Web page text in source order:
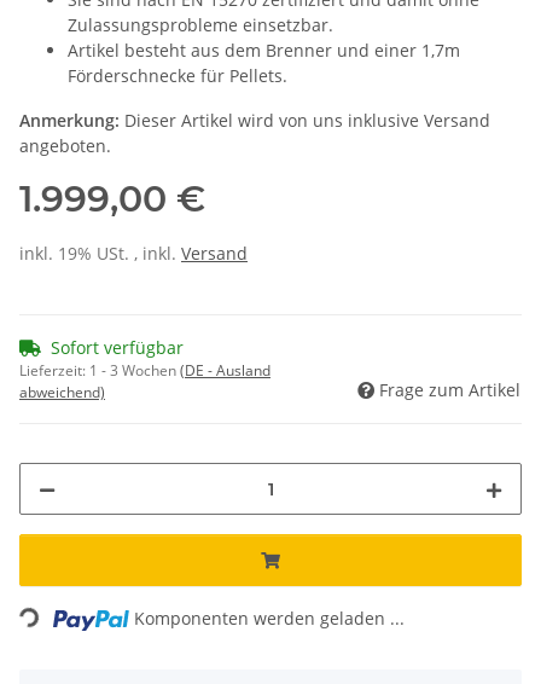
Zulassungsprobleme einsetzbar.
Artikel besteht aus dem Brenner und einer 1,7m
Förderschnecke für Pellets.
Anmerkung: Dieser Artikel wird von uns inklusive Versand
angeboten.
1.999,00 €
inkl. 19% USt. , inkl. Versand
Sofort verfügbar
Lieferzeit: 1 - 3 Wochen(DE - Ausland
abweichend)
Frage zum Artikel
Loading... Komponenten werden geladen ...